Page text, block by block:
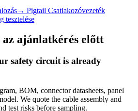
→ Pigtail Csatlakozóvezeték
tesztelése
az ajánlatkérés előtt
safety circuit is already
BOM, connector datasheets, panel
We quote the cable assembly and
test risks before sampling.